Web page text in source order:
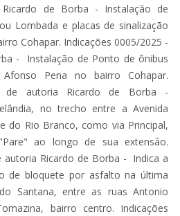
de Borba - Instalação de
Lombada e placas de sinalização
Cohapar. Indicações 0005/2025 -
- Instalação de Ponto de ônibus
Pena no bairro Cohapar.
de autoria Ricardo de Borba -
no trecho entre a Avenida
do Rio Branco, como via Principal,
ao longo de sua extensão.
autoria Ricardo de Borba - Indica a
de bloquete por asfalto na última
Santana, entre as ruas Antonio
bairro centro. Indicações